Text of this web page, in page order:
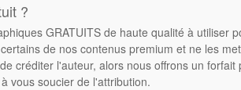
?
GRATUITS de haute qualité à utiliser
de nos contenus premium et ne les
créditer l'auteur, alors nous offrons un
vous soucier de l'attribution.